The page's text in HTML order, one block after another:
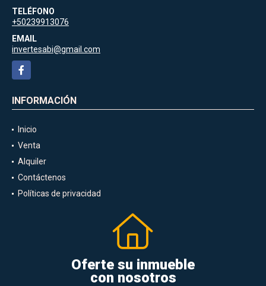
TELÉFONO
+50239913076
EMAIL
invertesabi@gmail.com
Facebook
INFORMACIÓN
Inicio
Venta
Alquiler
Contáctenos
Políticas de privacidad
Oferte su inmueble
con nosotros